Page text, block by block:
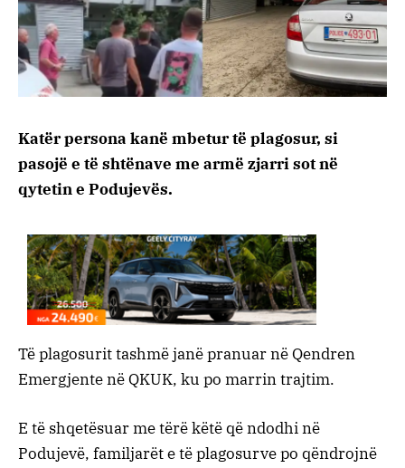
Katër persona kanë mbetur të plagosur, si
pasojë e të shtënave me armë zjarri sot në
qytetin e Podujevës.
Të plagosurit tashmë janë pranuar në Qendren
Emergjente në QKUK, ku po marrin trajtim.
E të shqetësuar me tërë këtë që ndodhi në
Podujevë, familjarët e të plagosurve po qëndrojnë